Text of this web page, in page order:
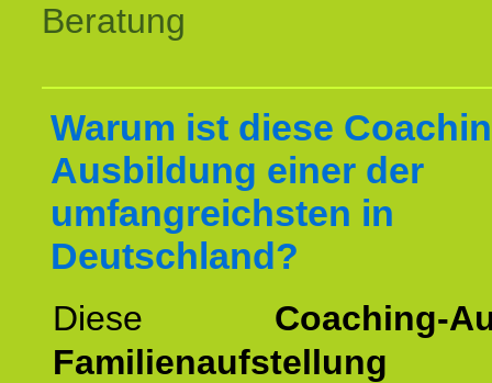
Beratung
Warum ist diese
Ausbildung einer der
umfangreichsten in
Deutschland?
Diese Coaching-
Familienaufstellung